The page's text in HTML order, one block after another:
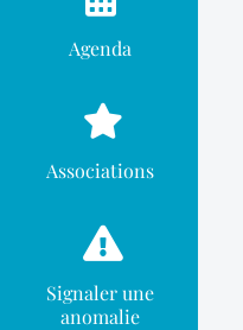
Agenda
Associations
Signaler une
anomalie